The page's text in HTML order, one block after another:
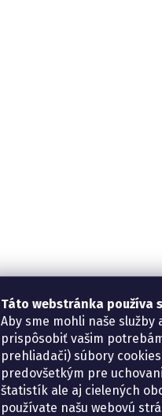
Táto webstránka používa
Aby sme mohli naše
prispôsobiť vašim
prehliadači) súbory
predovšetkým pre
štatistík ale aj cielených
používate našu webovú